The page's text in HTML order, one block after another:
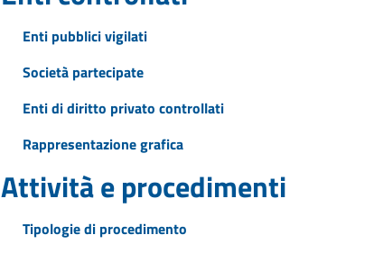
Enti pubblici vigilati
Società partecipate
Enti di diritto privato controllati
Rappresentazione grafica
Attività e procedimenti
Tipologie di procedimento